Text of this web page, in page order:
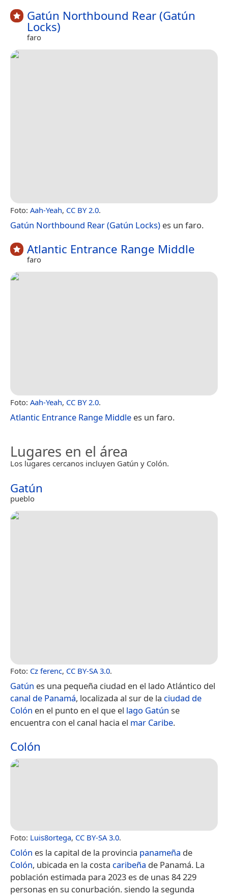
Gatún Northbound Rear (Gatún
Locks)
faro
Foto: Aah-Yeah, CC BY 2.0.
Gatún Northbound Rear (Gatún Locks) es un faro.
Atlantic Entrance Range Middle
faro
Foto: Aah-Yeah, CC BY 2.0.
Atlantic Entrance Range Middle es un faro.
Lugares en el área
Los lugares cercanos incluyen Gatún y Colón.
Gatún
pueblo
Foto: Cz ferenc, CC BY-SA 3.0.
Gatún es una pequeña ciudad en el lado Atlántico del
canal de Panamá, localizada al sur de la ciudad de
Colón en el punto en el que el lago Gatún se
encuentra con el canal hacia el mar Caribe.
Colón
Foto: Luis8ortega, CC BY-SA 3.0.
Colón es la capital de la provincia panameña de
Colón, ubicada en la costa caribeña de Panamá. La
población estimada para 2023 es de unas 84 229
personas en su conurbación.​ siendo la segunda